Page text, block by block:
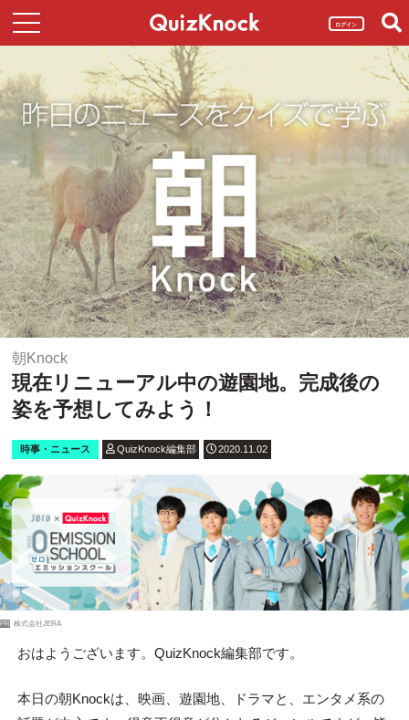
ログイン
朝Knock
現在リニューアル中の遊園地。完成後の
姿を予想してみよう！
時事・ニュース QuizKnock編集部 2020.11.02
PR 株式会社JERA
おはようございます。QuizKnock編集部です。
本日の朝Knockは、映画、遊園地、ドラマと、エンタメ系の